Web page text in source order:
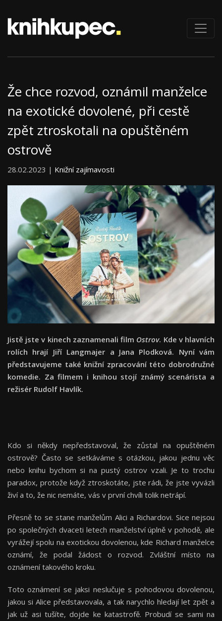
Že chce rozvod, oznámil manželce
na exotické dovolené, při cestě
zpět ztroskotali na opuštěném
ostrově
28.02.2023 | Knižní zajímavosti
Jistě jste v kinech zaznamenali film Ostrov. Kde v hlavních
rolích hrají Jiří Langmajer a Jana Plodková. Nyní vám
představujeme také knižní zpracování této dobrodružné
komedie. Za filmem i knihou stojí známý scenárista a
režisér Rudolf Havlík.
Kdo si někdy nepředstavoval, že zůstal na opuštěném
ostrově? Často se setkáváme s otázkou, jakou jednu věc
nebo knihu bychom si na pustý ostrov vzali. Je to trochu
paradox, protože když ztroskotáte, jste rádi, že jste vyvázli
živí a to, že nic nemáte, vás v první chvíli tolik netrápí.
Přesně to se stane manželům Alici a Richardovi. Sice nejsou
po společných dvaceti letech manželství úplně v pohodě, ale
vyrážejí spolu na exotickou dovolenou, kde Richard manželce
oznámí, že podal žádost o rozvod. Zvláštní místo na
oznámení takového kroku.
Toto oznámení se jaksi neslučuje s pohodovou dovolenou,
jakou si Alice představovala, a tak narychlo hledají let zpět a
jak už asi tušíte, dojde ke katastrofě. Probudí se sami na